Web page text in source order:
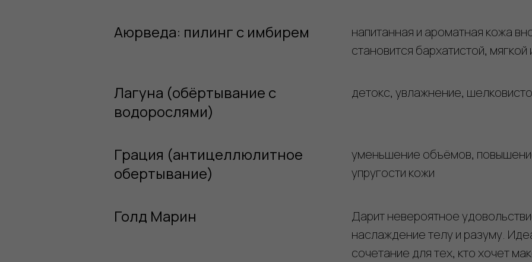
Аюрведа: пилинг с имбирем
напитанная и ароматная кожа
становится бархатистой,
Лагуна (обёртывание с
водорослями)
детокс, увлажнение,
Грация (антицеллюлитное
обертывание)
уменьшение объёмов,
упругости кожи
Голд Марин
Дарит невероятное
наслаждение телу и разуму.
сочетание для тех, кто хочет